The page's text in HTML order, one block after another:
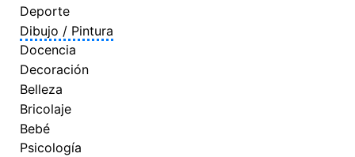
Deporte
Dibujo / Pintura
Docencia
Decoración
Belleza
Bricolaje
Bebé
Psicología